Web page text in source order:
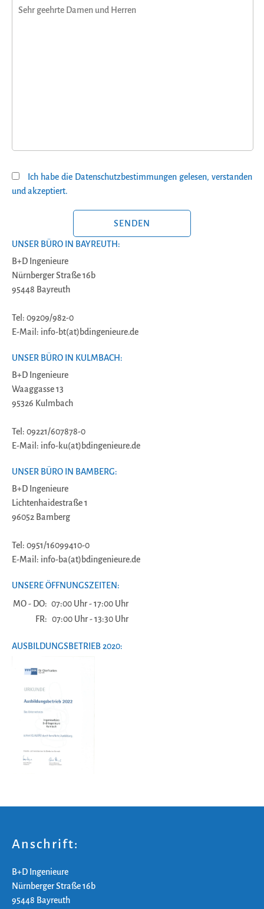
Ich habe die Datenschutzbestimmungen gelesen, verstanden
und akzeptiert.
UNSER BÜRO IN BAYREUTH:
B+D Ingenieure
Nürnberger Straße 16b
95448 Bayreuth
Tel: 09209/982-0
E-Mail: info-bt(at)bdingenieure.de
UNSER BÜRO IN KULMBACH:
B+D Ingenieure
Waaggasse 13
95326 Kulmbach
Tel: 09221/607878-0
E-Mail: info-ku(at)bdingenieure.de
UNSER BÜRO IN BAMBERG:
B+D Ingenieure
Lichtenhaidestraße 1
96052 Bamberg
Tel: 0951/16099410-0
E-Mail: info-ba(at)bdingenieure.de
UNSERE ÖFFNUNGSZEITEN:
MO - DO: 07:00 Uhr - 17:00 Uhr
FR: 07:00 Uhr - 13:30 Uhr
AUSBILDUNGSBETRIEB 2020:
Anschrift:
B+D Ingenieure
Nürnberger Straße 16b
95448 Bayreuth